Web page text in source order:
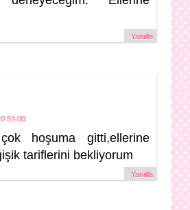
Yanıtla
hoşuma gitti,ellerine
tariflerini bekliyorum
Yanıtla